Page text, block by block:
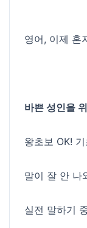
영어, 이제 혼
바쁜 성인을
왕초보 OK!
말이 잘 안 나
실전 말하기